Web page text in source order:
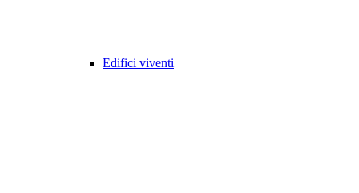
Edifici viventi